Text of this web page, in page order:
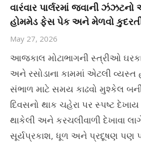
વારંવાર પાર્લરમાં જવાની
હોમમેડ ફેસ પેક અને મેળવો
May 27, 2026
આજકાલ મોટાભાગની સ્ત્રીઓ
અને રસોડાના કામમાં એટલી વ્યસ્ત
સંભાળ માટે સમય કાઢવો મુશ્કેલ
દિવસનો થાક ચહેરા પર સ્પષ્ટ દેખાય
થાકેલી અને કરચલીવાળી દેખાવા
સૂર્યપ્રકાશ, ધૂળ અને પ્રદૂષણ પણ